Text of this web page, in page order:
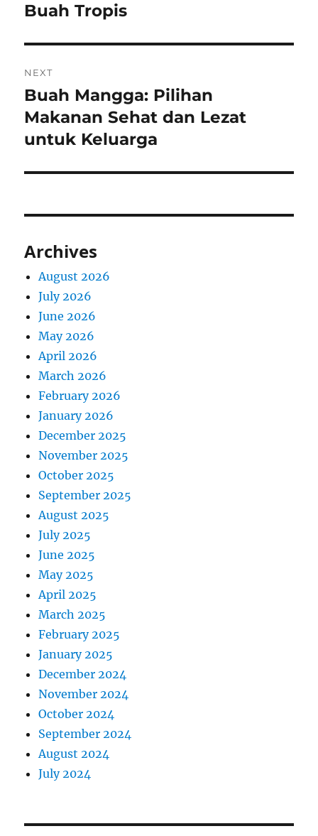
post:
Buah Tropis
NEXT
Next
post:
Buah Mangga: Pilihan
Makanan Sehat dan Lezat
untuk Keluarga
Archives
August 2026
July 2026
June 2026
May 2026
April 2026
March 2026
February 2026
January 2026
December 2025
November 2025
October 2025
September 2025
August 2025
July 2025
June 2025
May 2025
April 2025
March 2025
February 2025
January 2025
December 2024
November 2024
October 2024
September 2024
August 2024
July 2024